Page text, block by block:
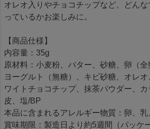
オレオ入りやチョコチップなど、どんな
っているかお楽しみに。
【商品仕様】
内容量：35g
原材料：小麦粉、バター、砂糖、卵（全
ヨーグルト（無糖）、キビ砂糖、オレ
ワイトチョコチップ、抹茶パウダー、
皮、塩/BP
本品に含まれるアレルギー物質：卵、乳
賞味期限：製造日より約5週間（パッケ